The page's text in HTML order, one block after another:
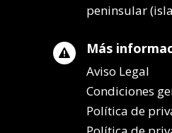
peninsular
 Más
Aviso Legal
Condiciones
Política de